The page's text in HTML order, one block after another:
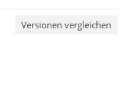
Versionen vergleichen